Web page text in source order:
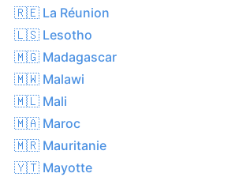
15. août
éparses à
🇷🇪 La Réunion
🇱🇸 Lesotho
🇲🇬 Madagascar
🇲🇼 Malawi
🇲🇱 Mali
🇲🇦 Maroc
🇲🇷 Mauritanie
🇾🇹 Mayotte